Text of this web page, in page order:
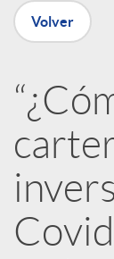
n
R
e
d
Volver